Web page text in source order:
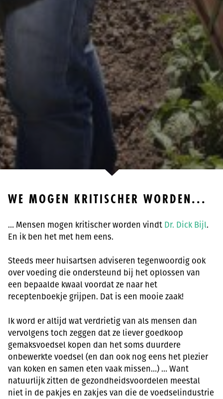
WE MOGEN KRITISCHER WORDEN...
… Mensen mogen kritischer worden vindt Dr. Dick Bijl.
En ik ben het met hem eens.
Steeds meer huisartsen adviseren tegenwoordig ook
over voeding die ondersteund bij het oplossen van
een bepaalde kwaal voordat ze naar het
receptenboekje grijpen. Dat is een mooie zaak!
Ik word er altijd wat verdrietig van als mensen dan
vervolgens toch zeggen dat ze liever goedkoop
gemaksvoedsel kopen dan het soms duurdere
onbewerkte voedsel (en dan ook nog eens het plezier
van koken en samen eten vaak missen…) … Want
natuurlijk zitten de gezondheidsvoordelen meestal
niet in de pakjes en zakjes van die de voedselindustrie